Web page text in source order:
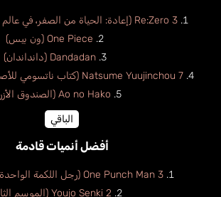
Re:Zero 3 (إعادة: الحياة من الصفر، في عالم أخر الموسم الثالث)
One Piece (ون بيس)
Dandadan (دانداندان)
Natsume Yuujinchou 7 (كتاب ناتسومي للأصدقاء الموسم السابع)
Ao no Hako (الصندوق الأزرق)
الباقي
أفضل أنميات قادمة
One Punch Man 3 (رجل اللكمة الواحدة الموسم الثالث)
Youjo Senki 2 (الموسم الثاني)